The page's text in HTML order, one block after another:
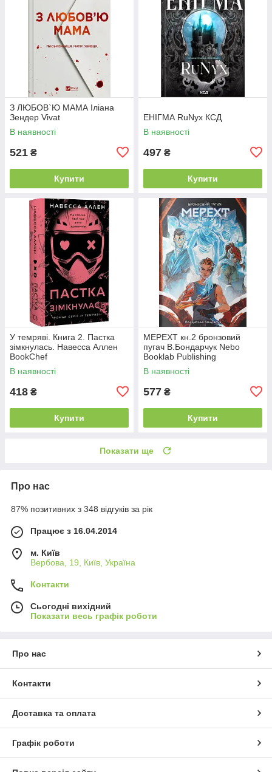
З ЛЮБОВ`Ю МАМА Іліана
Зендер Vivat
В наявності
521 ₴
Купити
ЕНІГМА RuNyx КСД
В наявності
497 ₴
Купити
У темряві. Книга 2. Пастка
зімкнулась. Навесса Аллен
BookChef
В наявності
418 ₴
Купити
МЕРЕХТ кн.2 бронзовий
пугач В.Бондарчук Nebo
Booklab Publishing
В наявності
577 ₴
Купити
Показати ще
Про нас
87% позитивних з 348 відгуків за рік
Працює з 16.04.2014
м. Київ
Вербова, 19, Київ, Україна
Контакти
Сьогодні вихідний
Показати весь графік роботи
Про нас
Контакти
Доставка та оплата
Графік роботи